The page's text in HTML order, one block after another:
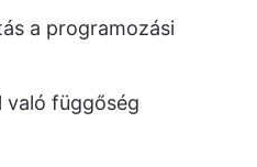
a programozási
függőség